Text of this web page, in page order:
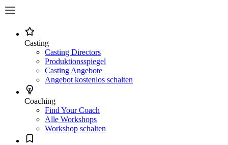
Casting
Casting Directors
Produktionsspiegel
Casting Angebote
Angebot kostenlos schalten
Coaching
Find Your Coach
Alle Workshops
Workshop schalten